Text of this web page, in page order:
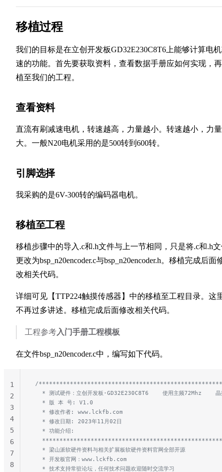
移植过程
我们的目标是在立创开发板GD32E230C8T6上能够计算电
速的功能。首先要获取资料，查看数据手册应如何实现，
植至我们的工程。
查看资料
直流有刷减速电机，转速越高，力量越小。转速越小，力
大。一般N20电机采用的是500转到600转。
引脚选择
我采购的是6V-300转的编码器电机。
移植至工程
移植步骤中的导入.c和.h文件与上一节相同，只是将.c和.h
更改为bsp_n20encoder.c与bsp_n20encoder.h。移植完成后面
改相关代码。
详细可见【TTP224触摸传感器】中的移植至工程目录。这
不再过多讲述。移植完成后面修改相关代码。
工程参考入门手册工程模板
在文件bsp_n20encoder.c中，编写如下代码。
/
* 测试硬件：立创开发板·GD32E230C8T6    使用主频72Mhz
   * 版 本 号: V1.0
   * 修改作者: www.lckfb.com
   * 修改日期: 2023年11月02日
   * 功能介绍:
   * 梁山派软硬件资料与相关扩展板软硬件资料官网全部开源
   * 开发板官网：www.lckfb.com
   * 技术支持常驻论坛，任何技术问题欢迎随时交流学习
1
2
3
4
5
6
7
8